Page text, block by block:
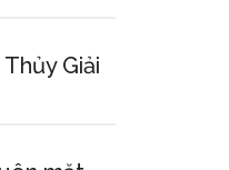
Giải